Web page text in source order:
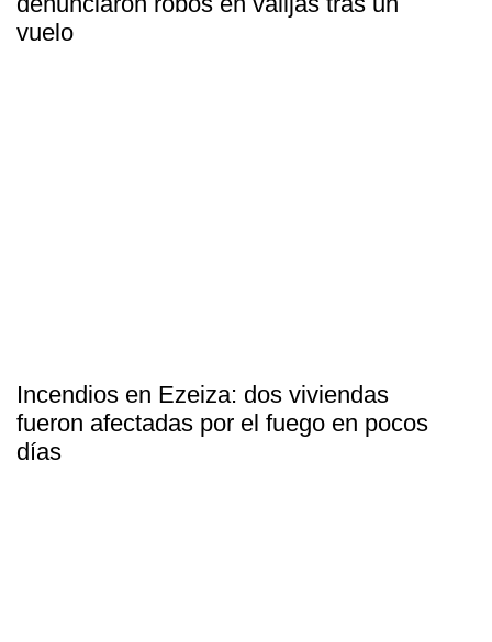
vuelo
Incendios en Ezeiza: dos viviendas
fueron afectadas por el fuego en pocos
días